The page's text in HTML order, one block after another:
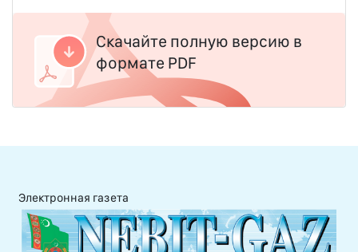
Скачайте полную версию в
формате PDF
Электронная газета